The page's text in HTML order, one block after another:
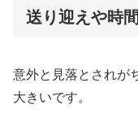
送り迎えや時
意外と見落とされが
大きいです。